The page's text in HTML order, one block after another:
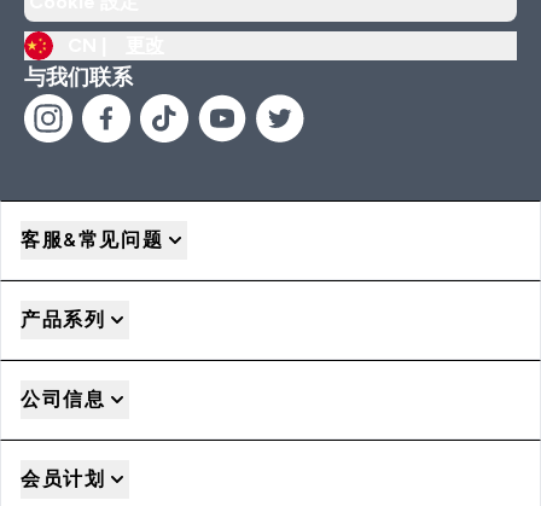
与我们联系
客服&常见问题
产品系列
公司信息
会员计划